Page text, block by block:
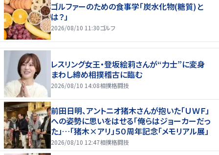
ゴルファーのための食事学「炭水化物(糖質)と
は？」
2026/08/10 11:30ゴルフ
レスリング女王・登坂絵莉さんが“力士”に変身
まわし締め相撲稽古に臨む
2026/08/10 14:08相撲格闘技
前田日明、アントニオ猪木さんが抱いた「ＵＷＦ」
への姿勢に思いをはせる「俺らはジョーカーだっ
た」…「猪木×アリ」５０周年記念「メモリアル展」
2026/08/10 12:47相撲格闘技